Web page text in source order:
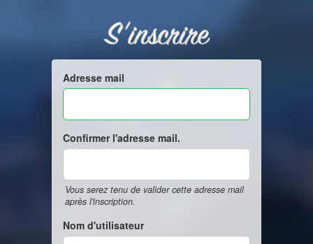
S'inscrire
Adresse mail
Confirmer l'adresse mail.
Vous serez tenu de valider cette adresse mail
après l'inscription.
Nom d'utilisateur